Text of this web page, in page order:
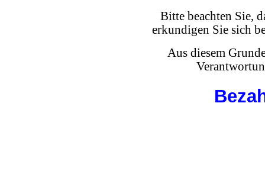
Bitte beachten Sie,
erkundigen Sie sich
Aus diesem